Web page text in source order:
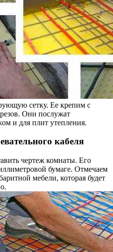
сетку. Ее крепим с
Они послужат
и для плит утепления.
кабеля
чертеж комнаты. Его
бумаге. Отмечаем
мебели, которая будет